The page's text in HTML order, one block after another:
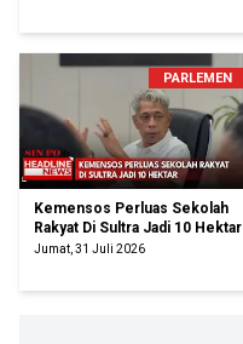
PARLEMEN
Kemensos Perluas Sekolah
Rakyat Di Sultra Jadi 10 Hektar
Jumat, 31 Juli 2026